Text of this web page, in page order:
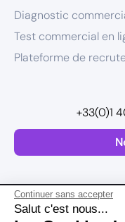
Continuer sans accepter
Salut c'est nous...
Diagnostic
Test commercial en
Plateforme de
+33(0)1